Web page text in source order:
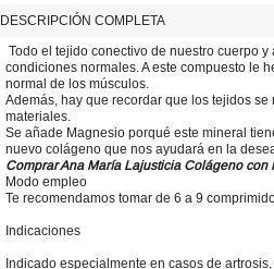
DESCRIPCIÓN COMPLETA
Todo el tejido conectivo de nuestro cuerpo
condiciones normales. A este compuesto le
normal de los músculos.
Además, hay que recordar que los tejidos
materiales.
Se añade Magnesio porqué este mineral
nuevo colágeno que nos ayudará en la
Comprar Ana María Lajusticia Colágeno con
Modo empleo
Te recomendamos tomar de 6 a 9
Indicaciones
Indicado especialmente en casos de